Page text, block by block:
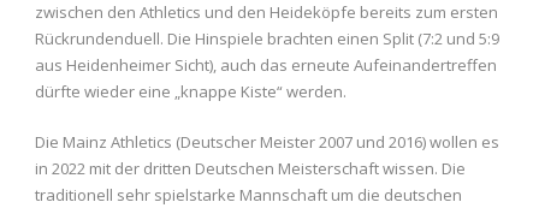
zwischen den Athletics und den Heideköpfe bereits zum ersten
Rückrundenduell. Die Hinspiele brachten einen Split (7:2 und 5:9
aus Heidenheimer Sicht), auch das erneute Aufeinandertreffen
dürfte wieder eine „knappe Kiste“ werden.
Die Mainz Athletics (Deutscher Meister 2007 und 2016) wollen es
in 2022 mit der dritten Deutschen Meisterschaft wissen. Die
traditionell sehr spielstarke Mannschaft um die deutschen